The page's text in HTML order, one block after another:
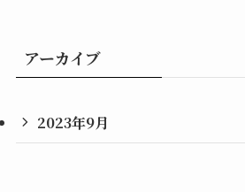
アーカイブ
2023年9月